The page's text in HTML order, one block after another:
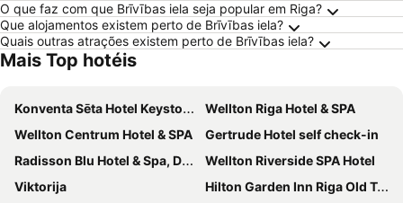
O que faz com que Brīvības iela seja popular em Riga?
Que alojamentos existem perto de Brīvības iela?
Quais outras atrações existem perto de Brīvības iela?
Mais Top hotéis
Konventa Sēta Hotel Keystone Collection
Wellton Riga Hotel & SPA
Wellton Centrum Hotel & SPA
Gertrude Hotel self check-in
Radisson Blu Hotel & Spa, Daugava Riga
Wellton Riverside SPA Hotel
Viktorija
Hilton Garden Inn Riga Old Town